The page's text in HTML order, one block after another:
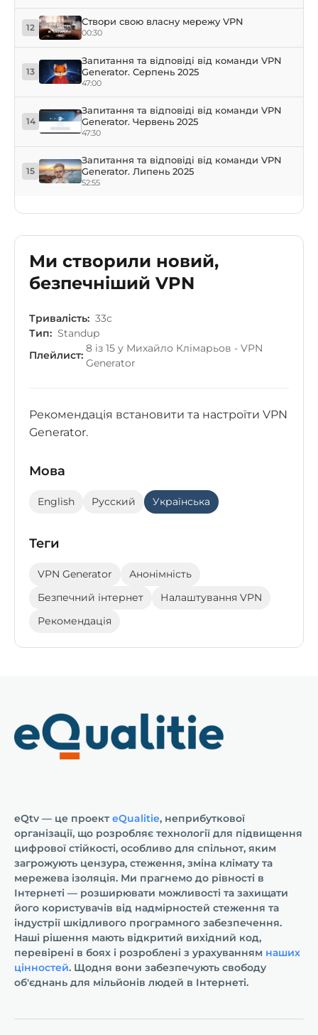
Ми створили новий,
безпечніший VPN
Тривалість: 33с
Тип: Standup
Плейлист:
8 із 15 у Михайло Клімарьов - VPN
Generator
Рекомендація встановити та настроїти VPN
Generator.
Мова
English Русский Українська
Теги
VPN Generator
Анонімність
Безпечний інтернет
Налаштування VPN
Рекомендація
12 Створи свою власну мережу VPN
00:30
13
Запитання та відповіді від команди VPN
Generator. Серпень 2025
47:00
14
Запитання та відповіді від команди VPN
Generator. Червень 2025
47:30
15
Запитання та відповіді від команди VPN
Generator. Липень 2025
52:55
eQtv — це проект eQualitie, неприбуткової
організації, що розробляє технології для підвищення
цифрової стійкості, особливо для спільнот, яким
загрожують цензура, стеження, зміна клімату та
мережева ізоляція. Ми прагнемо до рівності в
Інтернеті — розширювати можливості та захищати
його користувачів від надмірностей стеження та
індустрії шкідливого програмного забезпечення.
Наші рішення мають відкритий вихідний код,
перевірені в боях і розроблені з урахуванням наших
цінностей. Щодня вони забезпечують свободу
об'єднань для мільйонів людей в Інтернеті.